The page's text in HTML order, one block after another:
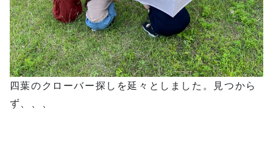
四葉のクローバー探しを延々としました。見つから
ず、、、